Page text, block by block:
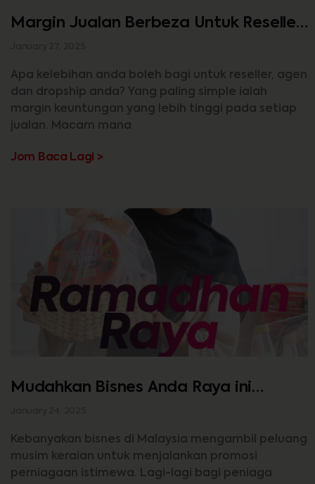
Margin Jualan Berbeza Untuk Reseller,
Apa kelebihan anda boleh bagi untuk reseller, agen
dan dropship anda? Yang paling simple ialah
margin keuntungan yang lebih tinggi pada setiap
jualan. Macam mana
Jom Baca Lagi >
Mudahkan Bisnes Anda Raya ini
Kebanyakan bisnes di Malaysia mengambil peluang
musim keraian untuk menjalankan promosi
perniagaan istimewa. Lagi-lagi bagi peniaga